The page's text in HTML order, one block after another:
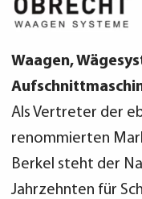
Waagen,
Als Vertreter der
renommierten
Berkel steht der
Jahrzehnten für